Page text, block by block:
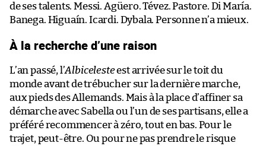
de ses talents. Messi. Agüero. Tévez. Pastore. Di María.
Banega. Higuaín. Icardi. Dybala. Personne n’a mieux.
À la recherche d’une raison
L’an passé, l’Albicelesteest arrivée sur le toit du
monde avant de trébucher sur la dernière marche,
aux pieds des Allemands. Mais à la place d’affiner sa
démarche avec Sabella ou l’un de ses partisans, elle a
préféré recommencer à zéro, tout en bas. Pour le
trajet, peut-être. Ou pour ne pas prendre le risque